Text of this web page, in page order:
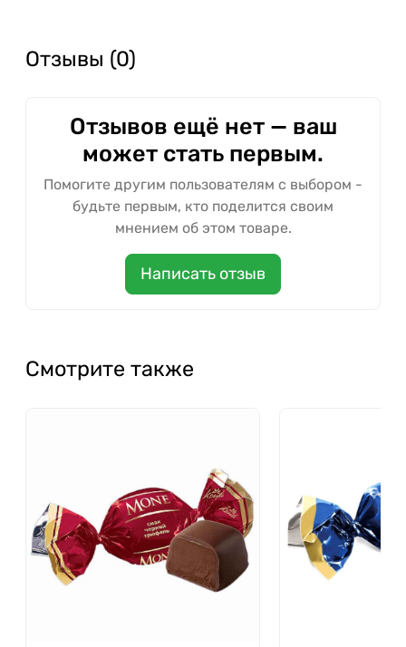
Отзывы (0)
Отзывов ещё нет — ваш
может стать первым.
Помогите другим пользователям с выбором -
будьте первым, кто поделится своим
мнением об этом товаре.
Написать отзыв
Смотрите также